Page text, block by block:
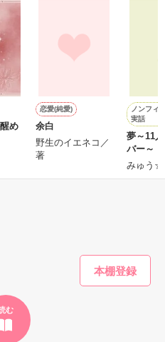
む
めんなさい」「だいじょう
切な誰かに感謝や好意、励ま
クニックについて解説すると
自分自身を見つめるきっかけ
方」「自分らしさの磨き方」
読む
め
恋愛(純愛)
余白
野生のイエネコ／
著
ノンフィ
実話
夢～11
バー～
みゅう☆